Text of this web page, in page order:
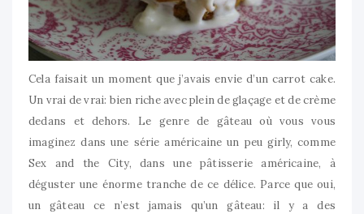
Cela faisait un moment que j’avais envie d’un carrot cake.
Un vrai de vrai: bien riche avec plein de glaçage et de crème
dedans et dehors. Le genre de gâteau où vous vous
imaginez dans une série américaine un peu girly, comme
Sex and the City, dans une pâtisserie américaine, à
déguster une énorme tranche de ce délice. Parce que oui,
un gâteau ce n’est jamais qu’un gâteau: il y a des